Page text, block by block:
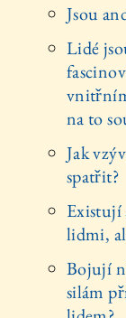
Jsou
Lidé
na to
Jak
spatřit?
Existují
lidmi,
Bojují
silám